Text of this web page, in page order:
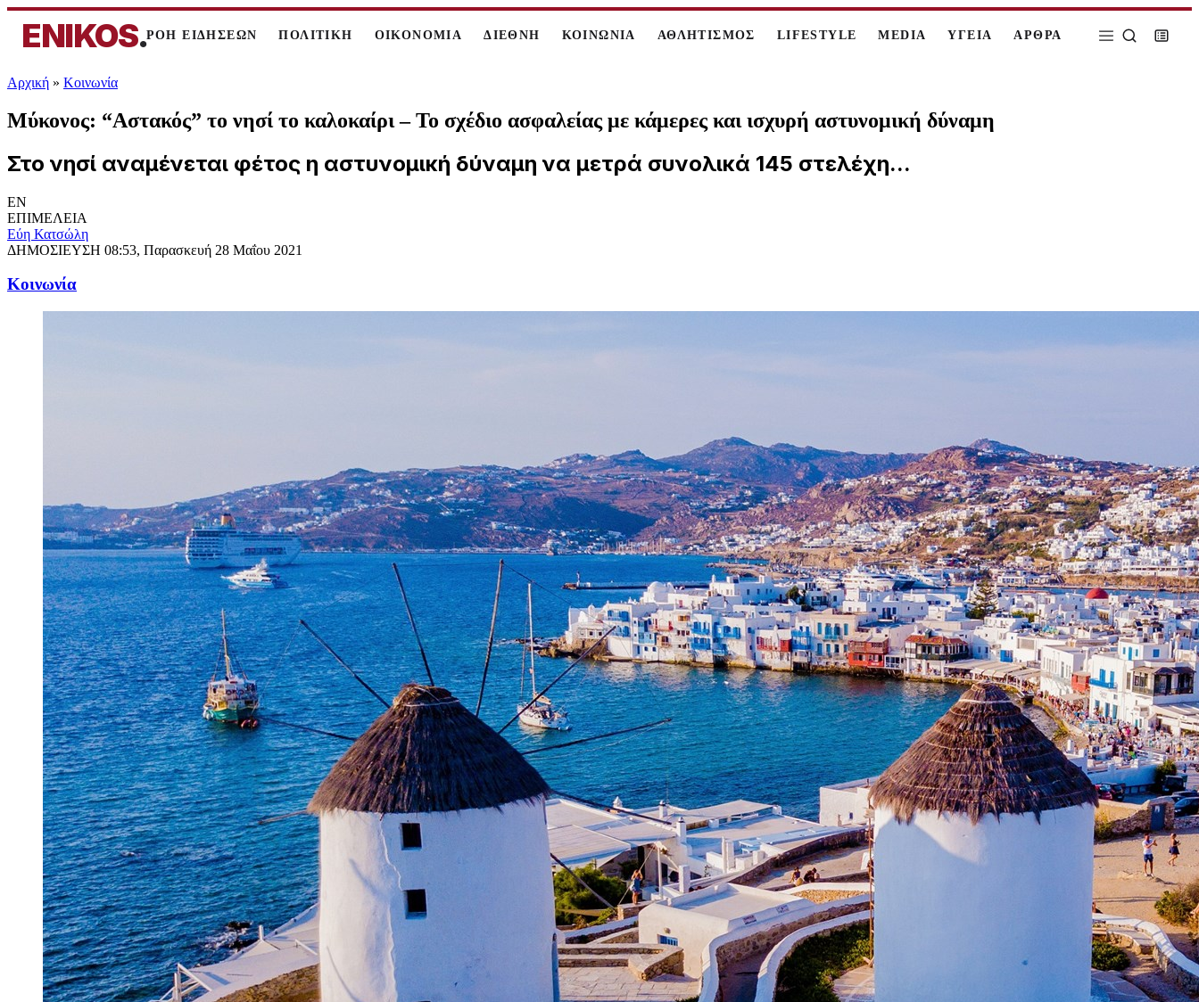
ENIKOS.ΡΟΗ ΕΙΔΗΣΕΩΝ ΠΟΛΙΤΙΚΗ ΟΙΚΟΝΟΜΙΑ ΔΙΕΘΝΗ ΚΟΙΝΩΝΙΑ ΑΘΛΗΤΙΣΜΟΣ LIFESTYLE MEDIA ΥΓΕΙΑ ΑΡΘΡΑ
Αρχική » Κοινωνία
Μύκονος: “Αστακός” το νησί το καλοκαίρι – Το σχέδιο ασφαλείας με κάμερες και ισχυρή αστυνομική δύναμη
Στο νησί αναμένεται φέτος η αστυνομική δύναμη να μετρά συνολικά 145 στελέχη...
EN
ΕΠΙΜΕΛΕΙΑ
Εύη Κατσώλη
ΔΗΜΟΣΙΕΥΣΗ 08:53, Παρασκευή 28 Μαΐου 2021
Κοινωνία